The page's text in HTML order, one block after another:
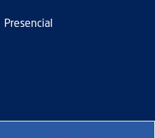
Presencial